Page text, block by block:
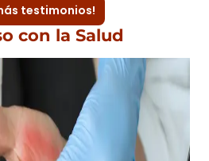
testimonios!
con la Salud